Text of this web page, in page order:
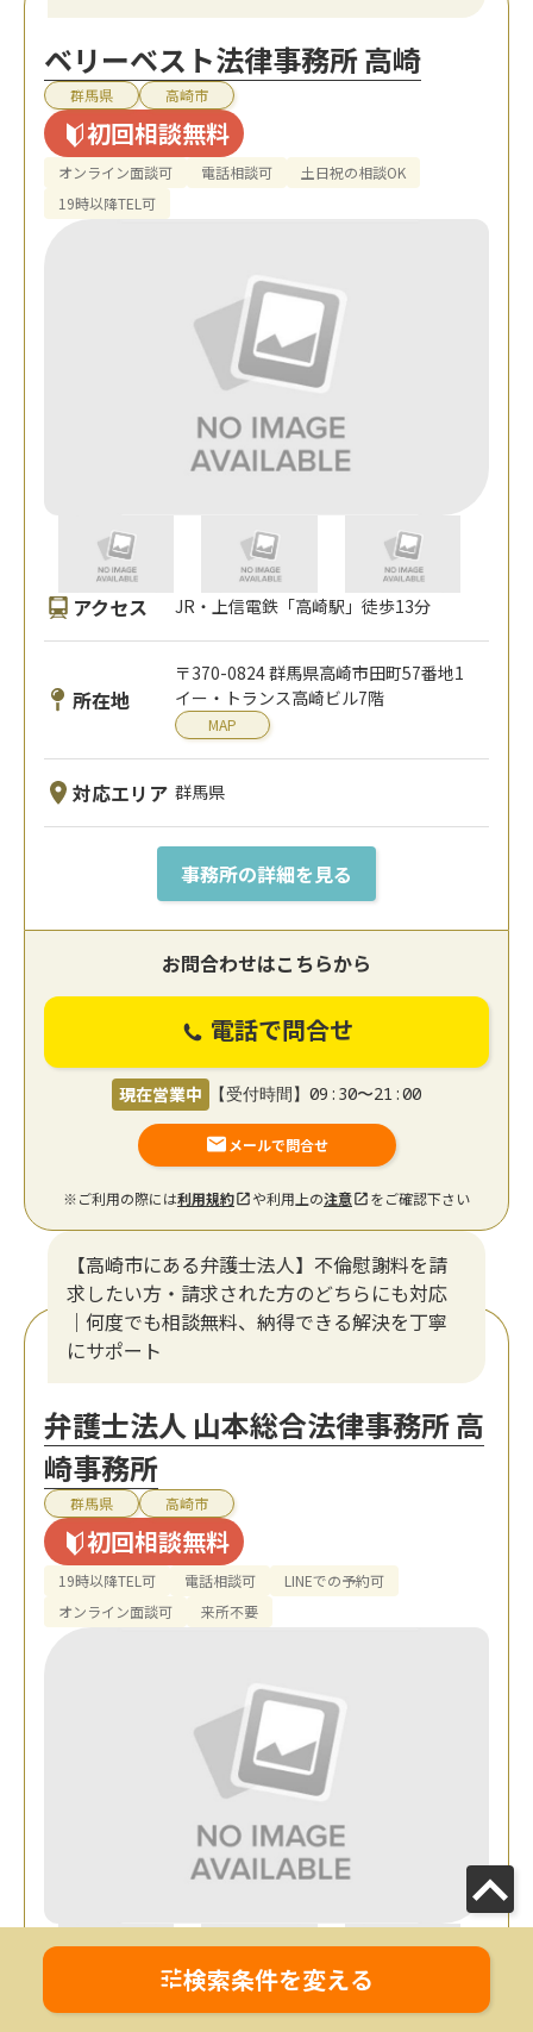
ベリーベスト法律事務所 高崎
群馬県 高崎市
初回相談無料
オンライン面談可 電話相談可
土日祝の相談OK
19時以降TEL可
アクセス JR・上信電鉄「高崎駅」徒歩13分
所在地
〒370-0824 群馬県高崎市田町57番地1
イー・トランス高崎ビル7階
MAP
対応エリア 群馬県
事務所の詳細を見る
お問合わせはこちらから
電話で問合せ
現在営業中 【受付時間】09:30〜21:00
メールで問合せ
※ご利用の際には利用規約 や利用上の注意 をご確認下さい
【高崎市にある弁護士法人】不倫慰謝料を請
求したい方・請求された方のどちらにも対応
｜何度でも相談無料、納得できる解決を丁寧
にサポート
弁護士法人 山本総合法律事務所 高
崎事務所
群馬県 高崎市
初回相談無料
19時以降TEL可 電話相談可
LINEでの予約可
オンライン面談可
来所不要
JR「北高崎駅」車で5分 / JR「高崎問
検索条件を変える